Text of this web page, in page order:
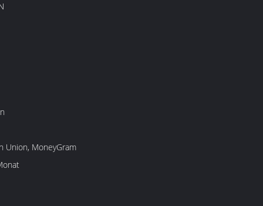
Union, MoneyGram